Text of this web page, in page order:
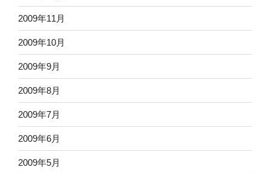
2009年11月
2009年10月
2009年9月
2009年8月
2009年7月
2009年6月
2009年5月